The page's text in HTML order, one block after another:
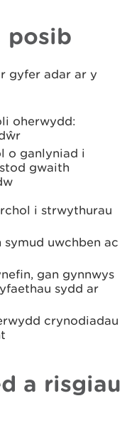
posib
gyfer adar ar y
oherwydd:
o ganlyniad i
gwaith
i strwythurau
uwchben ac
gan gynnwys
sydd ar
crynodiadau
a risgiau